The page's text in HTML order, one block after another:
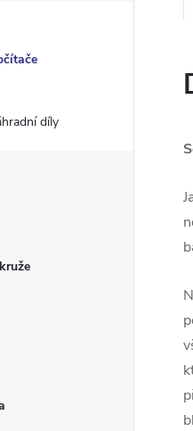
díly